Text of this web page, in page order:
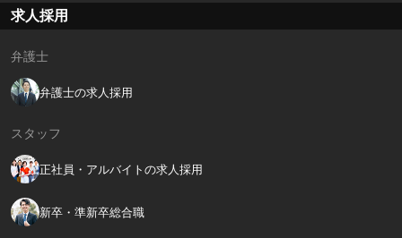
求人採用
弁護士
弁護士の求人採用
スタッフ
正社員・アルバイトの求人採用
新卒・準新卒総合職